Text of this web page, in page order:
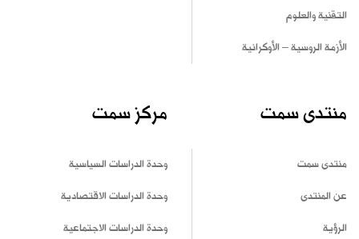
التقنية والعلوم
الأزمة الروسية – الأوكرانية
منتدى سمت
منتدى سمت
عن المنتدى
الرؤية
مركز سمت
وحدة الدراسات السياسية
وحدة الدراسات الاقتصادية
وحدة الدراسات الاجتماعية